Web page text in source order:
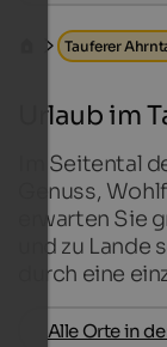
Tauferer
Urlaub im
Im Seitental
Genuss,
erwarten Sie
und zu
durch eine
Alle Orte in